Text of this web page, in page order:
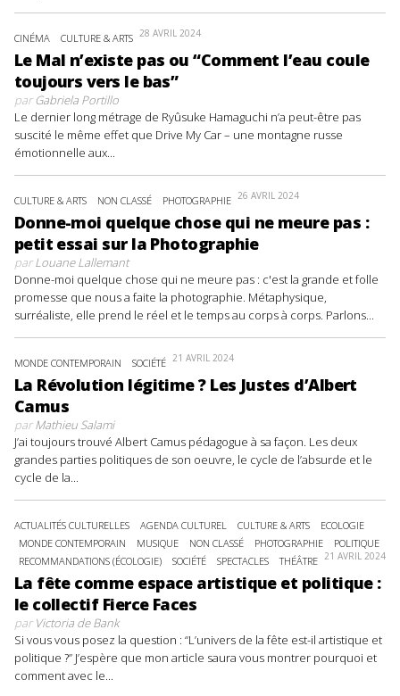
CINÉMA CULTURE & ARTS 28 AVRIL 2024
Le Mal n’existe pas ou “Comment l’eau coule
toujours vers le bas”
parGabriela Portillo
Le dernier long métrage de Ryûsuke Hamaguchi n’a peut-être pas
suscité le même effet que Drive My Car – une montagne russe
émotionnelle aux...
CULTURE & ARTS NON CLASSÉ PHOTOGRAPHIE 26 AVRIL 2024
Donne-moi quelque chose qui ne meure pas :
petit essai sur la Photographie
parLouane Lallemant
Donne-moi quelque chose qui ne meure pas : c'est la grande et folle
promesse que nous a faite la photographie. Métaphysique,
surréaliste, elle prend le réel et le temps au corps à corps. Parlons...
MONDE CONTEMPORAIN SOCIÉTÉ 21 AVRIL 2024
La Révolution légitime ? Les Justes d’Albert
Camus
parMathieu Salami
J’ai toujours trouvé Albert Camus pédagogue à sa façon. Les deux
grandes parties politiques de son oeuvre, le cycle de l’absurde et le
cycle de la...
ACTUALITÉS CULTURELLES AGENDA CULTUREL CULTURE & ARTS
ECOLOGIE
MONDE CONTEMPORAIN
MUSIQUE NON CLASSÉ PHOTOGRAPHIE
POLITIQUE
RECOMMANDATIONS (ÉCOLOGIE)
SOCIÉTÉ SPECTACLES THÉÂTRE 21 AVRIL 2024
La fête comme espace artistique et politique :
le collectif Fierce Faces
parVictoria de Bank
Si vous vous posez la question : “L’univers de la fête est-il artistique et
politique ?” J’espère que mon article saura vous montrer pourquoi et
comment avec le...